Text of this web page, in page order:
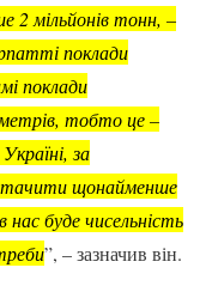
2 мільйонів тонн, –
поклади
поклади
метрів, тобто це –
за
щонайменше
буде чисельність
”, – зазначив він.